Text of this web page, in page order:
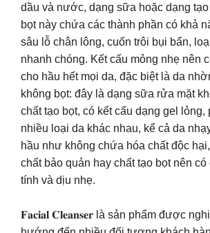
dầu và nước, dạng sữa hoặc dạng
bọt này chứa các thành phần có khả
sâu lỗ chân lông, cuốn trôi bụi bẩn,
nhanh chóng. Kết cấu mỏng nhẹ nên
cho hầu hết mọi da, đặc biệt là da
không bọt: đây là dạng sữa rửa mặt
chất tạo bọt, có kết cấu dạng gel
nhiều loại da khác nhau, kể cả da
hầu như không chứa hóa chất độc
chất bảo quản hay chất tạo bọt nên có
tính và dịu nhẹ.
𝐅𝐚𝐜𝐢𝐚𝐥 𝐂𝐥𝐞𝐚𝐧𝐬𝐞𝐫 là sản phẩm được